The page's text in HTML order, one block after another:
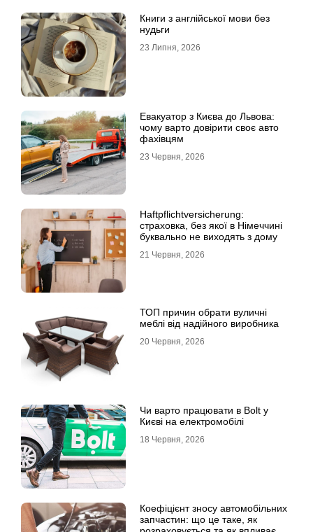
Книги з англійської мови без
нудьги
23 Липня, 2026
Евакуатор з Києва до Львова:
чому варто довірити своє авто
фахівцям
23 Червня, 2026
Haftpflichtversicherung:
страховка, без якої в Німеччині
буквально не виходять з дому
21 Червня, 2026
ТОП причин обрати вуличні
меблі від надійного виробника
20 Червня, 2026
Чи варто працювати в Bolt у
Києві на електромобілі
18 Червня, 2026
Коефіцієнт зносу автомобільних
запчастин: що це таке, як